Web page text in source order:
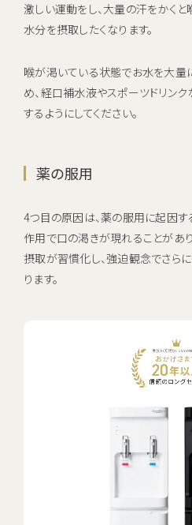
激しい運動をし、大量の汗をかくと
水分を摂取したくなります。
喉が渇いている状態でお水を大
め、経口補水液やスポーツドリン
するようにしてください。
薬の服用
4つ目の原因は、薬の服用に起因す
作用で口の渇きが現れることがあ
摂取が習慣化し、強迫観念でさら
ります。